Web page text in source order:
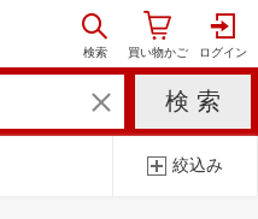
絞込み